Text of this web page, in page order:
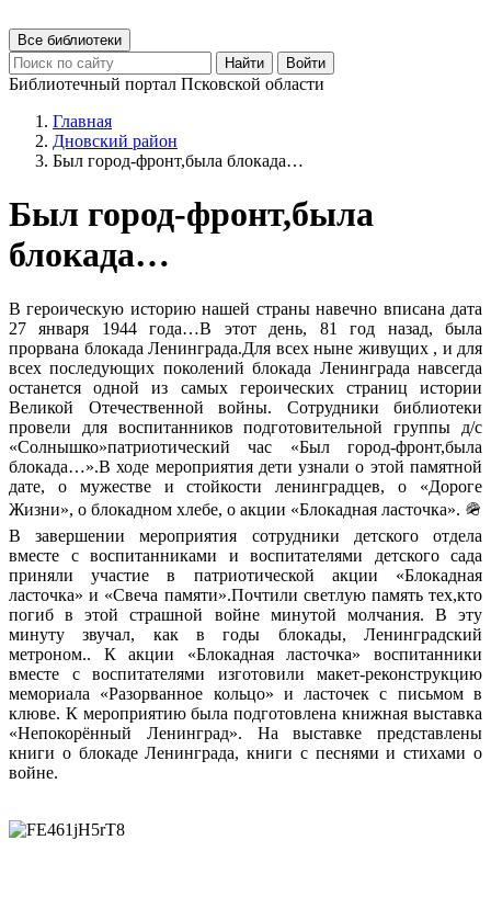
Все библиотеки
Найти
Войти
Библиотечный портал Псковской области
Главная
Дновский район
Был город-фронт,была блокада…
Был город-фронт,была
блокада…
В героическую историю нашей страны навечно вписана дата
27 января 1944 года…В этот день, 81 год назад, была
прорвана блокада Ленинграда.Для всех ныне живущих , и для
всех последующих поколений блокада Ленинграда навсегда
останется одной из самых героических страниц истории
Великой Отечественной войны. Сотрудники библиотеки
провели для воспитанников подготовительной группы д/с
«Солнышко»патриотический час «Был город-фронт,была
блокада…».В ходе мероприятия дети узнали о этой памятной
дате, о мужестве и стойкости ленинградцев, о «Дороге
Жизни», о блокадном хлебе, о акции «Блокадная ласточка». 🪖️
В завершении мероприятия сотрудники детского отдела
вместе с воспитанниками и воспитателями детского сада
приняли участие в патриотической акции «Блокадная
ласточка» и «Свеча памяти».Почтили светлую память тех,кто
погиб в этой страшной войне минутой молчания. В эту
минуту звучал, как в годы блокады, Ленинградский
метроном.. К акции «Блокадная ласточка» воспитанники
вместе с воспитателями изготовили макет-реконструкцию
мемориала «Разорванное кольцо» и ласточек с письмом в
клюве. К мероприятию была подготовлена книжная выставка
«Непокорённый Ленинград». На выставке представлены
книги о блокаде Ленинграда, книги с песнями и стихами о
войне.